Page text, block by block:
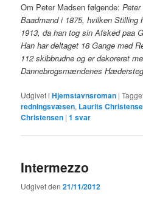
Om Peter Madsen følgende:
Baadmand i 1875, hvilken
1913, da han tog sin Afsked paa
Han har deltaget 18 Gange med
112 skibbrudne og er dekoreret
Dannebrogsmændenes
Udgivet i Hjemstavnsroman |
redningsvæsen, Laurits
Christensen |1 svar
Intermezzo
Udgivet den21/11/2012